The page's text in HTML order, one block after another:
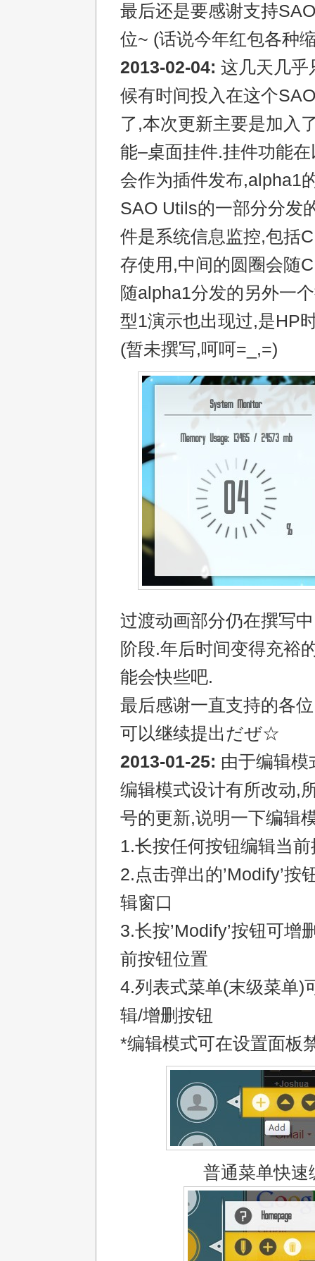
最后还是要感谢支持
位~ (话说今年红包各种
2013-02-04: 这几天几乎
候有时间投入在这个
了,本次更新主要是加入
能–桌面挂件.挂件功能
会作为插件发布,alpha1
SAO Utils的一部分分发
件是系统信息监控,包括
存使用,中间的圆圈会随
随alpha1分发的另外一
型1演示也出现过,是HP
(暂未撰写,呵呵=_,=)
过渡动画部分仍在撰写
阶段.年后时间变得充裕
能会快些吧.
最后感谢一直支持的各
可以继续提出だぜ☆
2013-01-25: 由于编辑模
编辑模式设计有所改动,
号的更新,说明一下编辑
1.长按任何按钮编辑当
2.点击弹出的’Modify’按
辑窗口
3.长按’Modify’按钮可增
前按钮位置
4.列表式菜单(末级菜单)
辑/增删按钮
*编辑模式可在设置面板
普通菜单快速